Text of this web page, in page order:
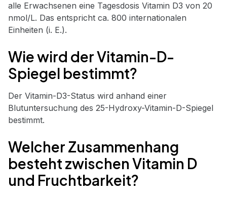
alle Erwachsenen eine Tagesdosis Vitamin D3 von 20
nmol/L. Das entspricht ca. 800 internationalen
Einheiten (i. E.).
Wie wird der Vitamin-D-
Spiegel bestimmt?
Der Vitamin-D3-Status wird anhand einer
Blutuntersuchung des 25-Hydroxy-Vitamin-D-Spiegel
bestimmt.
Welcher Zusammenhang
besteht zwischen Vitamin D
und Fruchtbarkeit?